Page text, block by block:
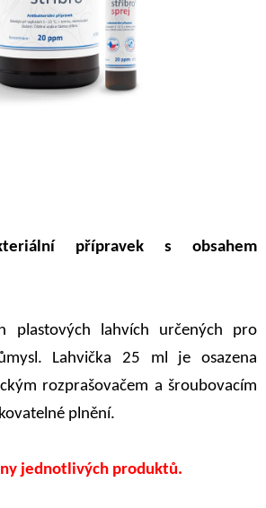
přípravek s obsahem
plastových lahvích určených pro
Lahvička 25 ml je osazena
rozprašovačem a šroubovacím
plnění.
jednotlivých produktů.